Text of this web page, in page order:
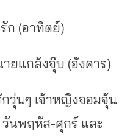
ก (อาทิตย์)
ยแกล้งจุ๊บ (อังคาร)
วุ่นๆ เจ้าหญิงจอมจุ้น
วันพฤหัส-ศุกร์ และ